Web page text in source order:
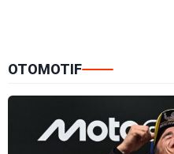
OTOMOTIF